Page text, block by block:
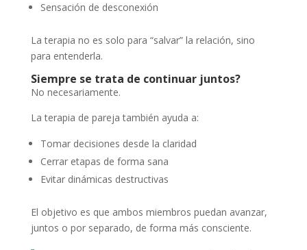
Sensación de desconexión
La terapia no es solo para “salvar” la relación, sino
para entenderla.
Siempre se trata de continuar juntos?
No necesariamente.
La terapia de pareja también ayuda a:
Tomar decisiones desde la claridad
Cerrar etapas de forma sana
Evitar dinámicas destructivas
El objetivo es que ambos miembros puedan avanzar,
juntos o por separado, de forma más consciente.